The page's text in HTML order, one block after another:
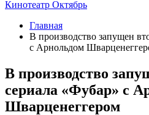
Кинотеатр Октябрь
Главная
В производство запущен
с Арнольдом
В производство
сериала «Фубар» с
Шварценеггером